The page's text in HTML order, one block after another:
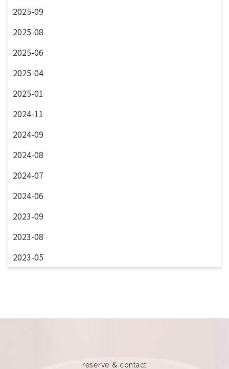
2025-09
2025-08
2025-06
2025-04
2025-01
2024-11
2024-09
2024-08
2024-07
2024-06
2023-09
2023-08
2023-05
reserve & contact